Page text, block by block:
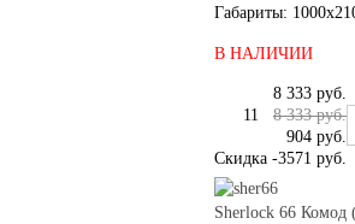
Габариты:
В НАЛИЧИИ
8 333 руб.
8 333 руб.
11
904 руб.
Скидка -3571 руб.
Sherlock 66